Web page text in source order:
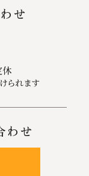
せ
わせ